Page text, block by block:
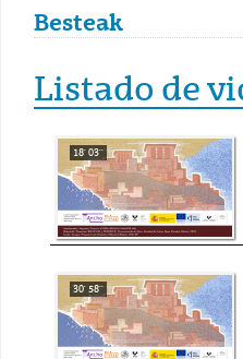
Besteak
Listado de
18' 03''
30' 58''